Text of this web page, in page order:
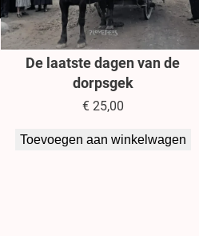
De laatste dagen van de
dorpsgek
€25,00
Toevoegen aan winkelwagen